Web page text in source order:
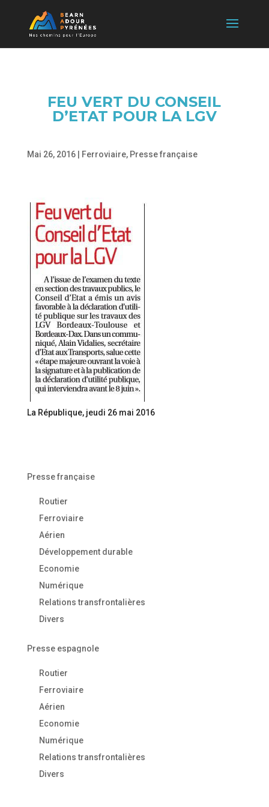
FEU VERT DU CONSEIL
D’ETAT POUR LA LGV
Mai 26, 2016| Ferroviaire, Presse française
La République, jeudi 26 mai 2016
Presse française
Routier
Ferroviaire
Aérien
Développement durable
Economie
Numérique
Relations transfrontalières
Divers
Presse espagnole
Routier
Ferroviaire
Aérien
Economie
Numérique
Relations transfrontalières
Divers